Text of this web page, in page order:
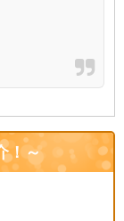
！～